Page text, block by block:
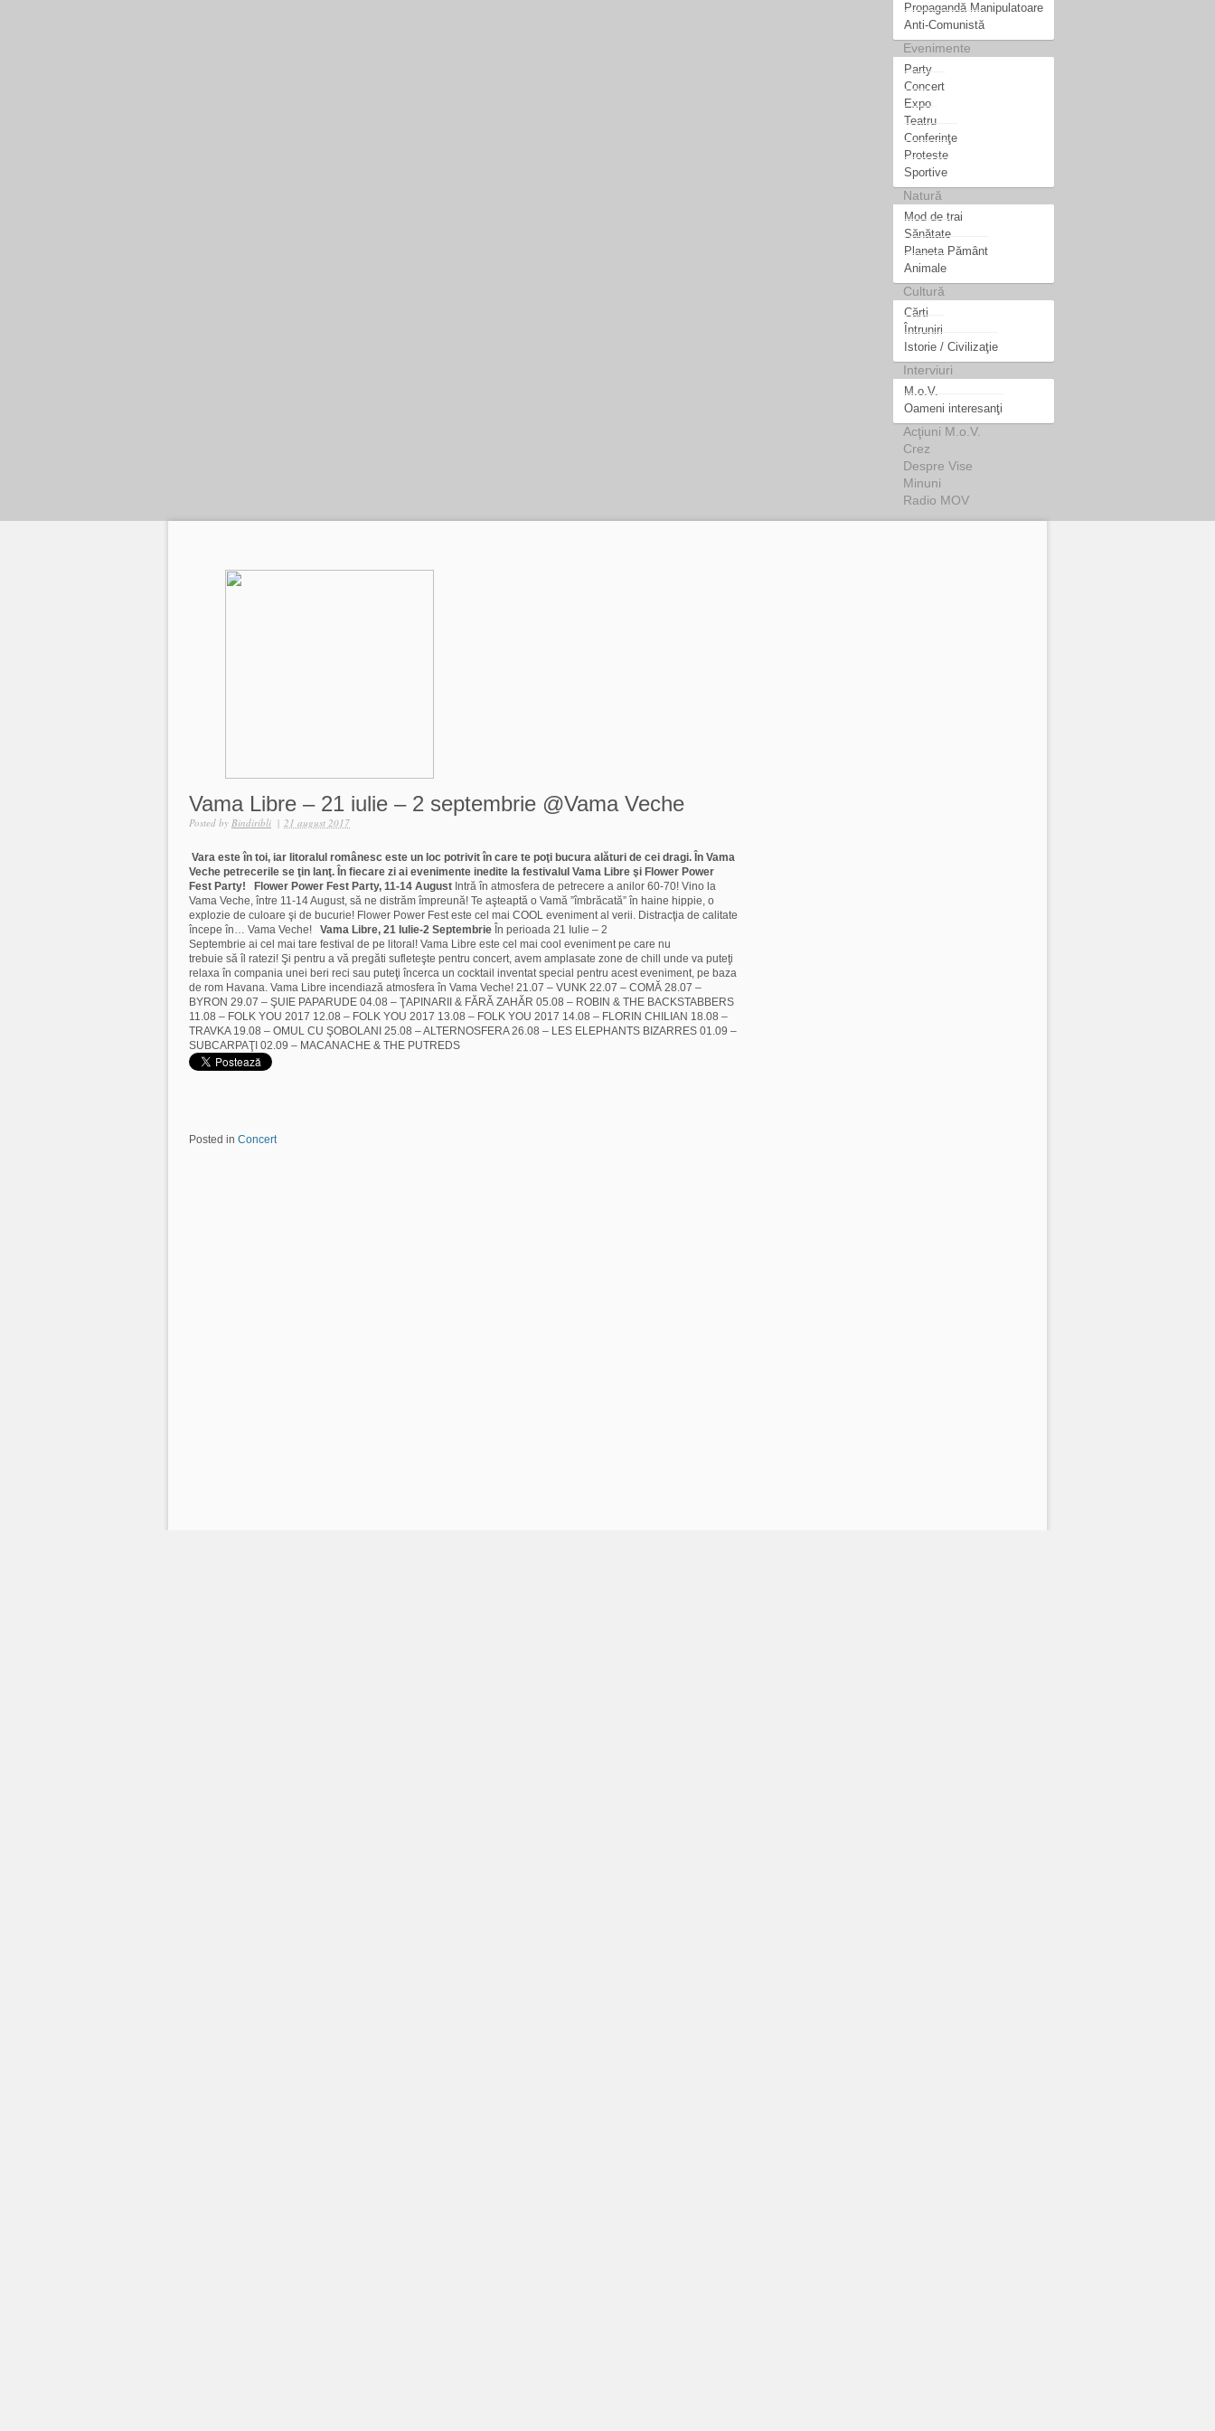
Propagandă Manipulatoare
Anti-Comunistă
Evenimente
Party
Concert
Expo
Teatru
Conferinţe
Proteste
Sportive
Natură
Mod de trai
Sănătate
Planeta Pământ
Animale
Cultură
Cărti
Întruniri
Istorie / Civilizaţie
Interviuri
M.o.V.
Oameni interesanţi
Acţiuni M.o.V.
Crez
Despre Vise
Minuni
Radio MOV
Vama Libre – 21 iulie – 2 septembrie @Vama Veche
Posted by Bindiribli | 21 august 2017
Vara este în toi, iar litoralul românesc este un loc potrivit în care te poţi bucura alături de cei dragi. În Vama
Veche petrecerile se ţin lanţ. În fiecare zi ai evenimente inedite la festivalul Vama Libre şi Flower Power
Fest Party!
Flower Power Fest Party, 11-14 August Intră în atmosfera de petrecere a anilor 60-70! Vino la
Vama Veche, între 11-14 August, să ne distrăm împreună! Te aşteaptă o Vamă ”îmbrăcată” în haine hippie, o
explozie de culoare şi de bucurie! Flower Power Fest este cel mai COOL eveniment al verii. Distracţia de calitate
începe în… Vama Veche!
Vama Libre, 21 Iulie-2 Septembrie În perioada 21 Iulie – 2
Septembrie ai cel mai tare festival de pe litoral! Vama Libre este cel mai cool eveniment pe care nu
trebuie să îl ratezi! Şi pentru a vă pregăti sufleteşte pentru concert, avem amplasate zone de chill unde va puteţi
relaxa în compania unei beri reci sau puteţi încerca un cocktail inventat special pentru acest eveniment, pe baza
de rom Havana. Vama Libre incendiază atmosfera în Vama Veche! 21.07 – VUNK 22.07 – COMĂ 28.07 –
BYRON 29.07 – ŞUIE PAPARUDE 04.08 – ŢAPINARII & FĂRĂ ZAHĂR 05.08 – ROBIN & THE BACKSTABBERS
11.08 – FOLK YOU 2017 12.08 – FOLK YOU 2017 13.08 – FOLK YOU 2017 14.08 – FLORIN CHILIAN 18.08 –
TRAVKA 19.08 – OMUL CU ŞOBOLANI 25.08 – ALTERNOSFERA 26.08 – LES ELEPHANTS BIZARRES 01.09 –
SUBCARPAŢI 02.09 – MACANACHE & THE PUTREDS
Posted in Concert